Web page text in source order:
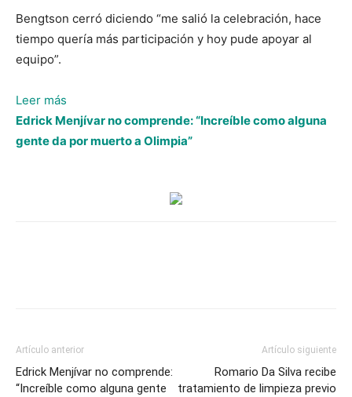
Bengtson cerró diciendo “me salió la celebración, hace
tiempo quería más participación y hoy pude apoyar al
equipo”.
Leer más
Jerry
Bengtson
que
decido
cuando
Edrick Menjívar no comprende: “Increíble como alguna
gente da por muerto a Olimpia”
Artículo anterior
Edrick Menjívar no comprende:
“Increíble como alguna gente
Artículo siguiente
Romario Da Silva recibe
tratamiento de limpieza previo